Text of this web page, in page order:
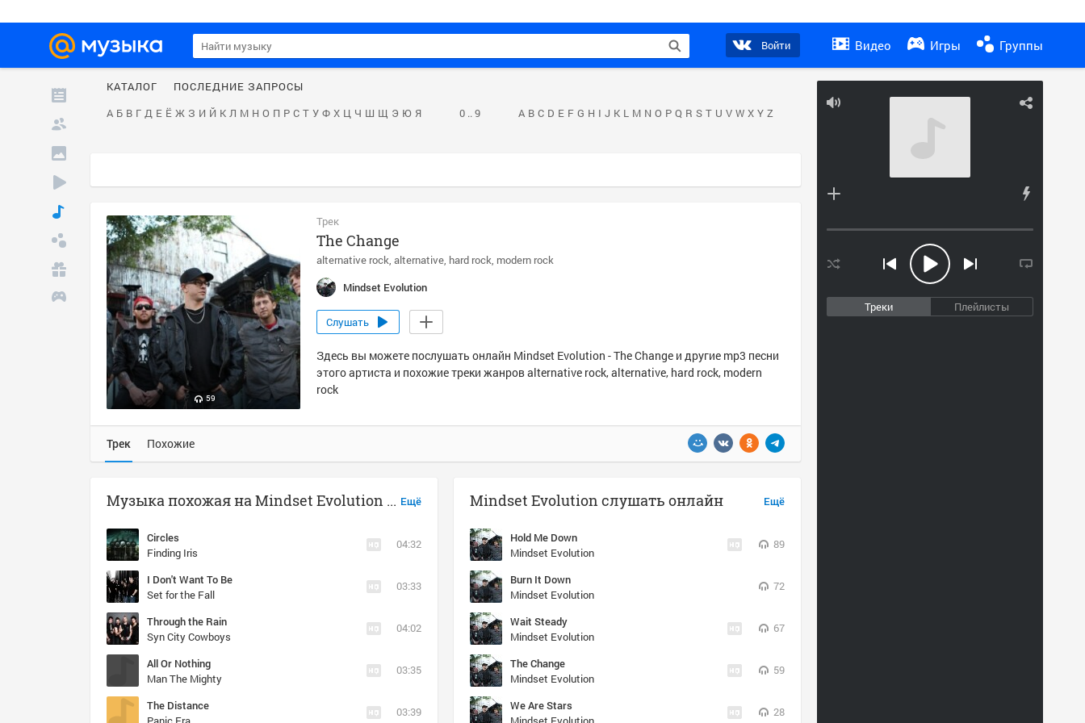
Войти Видео Игры Группы
Треки Плейлисты
КАТАЛОГ
ПОСЛЕДНИЕ ЗАПРОСЫ
А Б В Г Д Е Ё Ж З И Й К Л М Н О П Р С Т У Ф Х Ц Ч Ш Щ Э Ю Я 0 .. 9 A B C D E F G H I J K L M N O P Q R S T U V W X Y Z
59
Трек
The Change
alternative rock alternative hard rock modern rock
Mindset Evolution
Слушать
Здесь вы можете послушать онлайн Mindset Evolution - The Change и другие mp3 песни
этого артиста и похожие треки жанров alternative rock, alternative, hard rock, modern
rock
Трек Похожие
Ещё
Музыка похожая на Mindset Evolution - The Change
Circles
Finding Iris
04:32
I Don't Want To Be
Set for the Fall
03:33
Through the Rain
Syn City Cowboys
04:02
All Or Nothing
Man The Mighty
03:35
The Distance
03:39
Ещё
Mindset Evolution слушать онлайн
Hold Me Down
Mindset Evolution
89
Burn It Down
Mindset Evolution
72
Wait Steady
Mindset Evolution
67
The Change
Mindset Evolution
59
We Are Stars
28